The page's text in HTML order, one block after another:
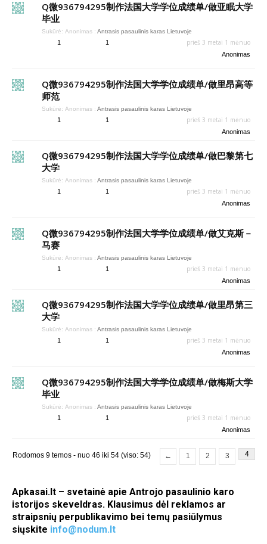
Q微936794295制作法国大学学位成绩单/做亚眠大学
毕业
Sukūrė: Anonimas : Antrasis pasaulinis karas Lietuvoje
1 1 prieš 3 metai 1 mėnuo
Anonimas
Q微936794295制作法国大学学位成绩单/做里昂高等
师范
Sukūrė: Anonimas : Antrasis pasaulinis karas Lietuvoje
1 1 prieš 3 metai 1 mėnuo
Anonimas
Q微936794295制作法国大学学位成绩单/做巴黎第七
大学
Sukūrė: Anonimas : Antrasis pasaulinis karas Lietuvoje
1 1 prieš 3 metai 1 mėnuo
Anonimas
Q微936794295制作法国大学学位成绩单/做艾克斯－
马赛
Sukūrė: Anonimas : Antrasis pasaulinis karas Lietuvoje
1 1 prieš 3 metai 1 mėnuo
Anonimas
Q微936794295制作法国大学学位成绩单/做里昂第三
大学
Sukūrė: Anonimas : Antrasis pasaulinis karas Lietuvoje
1 1 prieš 3 metai 1 mėnuo
Anonimas
Q微936794295制作法国大学学位成绩单/做梅斯大学
毕业
Sukūrė: Anonimas : Antrasis pasaulinis karas Lietuvoje
1 1 prieš 3 metai 1 mėnuo
Anonimas
Rodomos 9 temos - nuo 46 iki 54 (viso: 54) ← 1 2 3 4
Apkasai.lt – svetainė apie Antrojo pasaulinio karo
istorijos skeveldras. Klausimus dėl reklamos ar
straipsnių perpublikavimo bei temų pasiūlymus
siųskite info@nodum.lt